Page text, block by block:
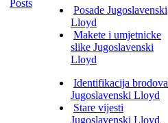
Posade Jugoslavenski
Lloyd
Makete i umjetnicke
slike Jugoslavenski
Lloyd
Identifikacija brodova
Jugoslavenski Lloyd
Stare vijesti
Jugoslavenski Lloyd